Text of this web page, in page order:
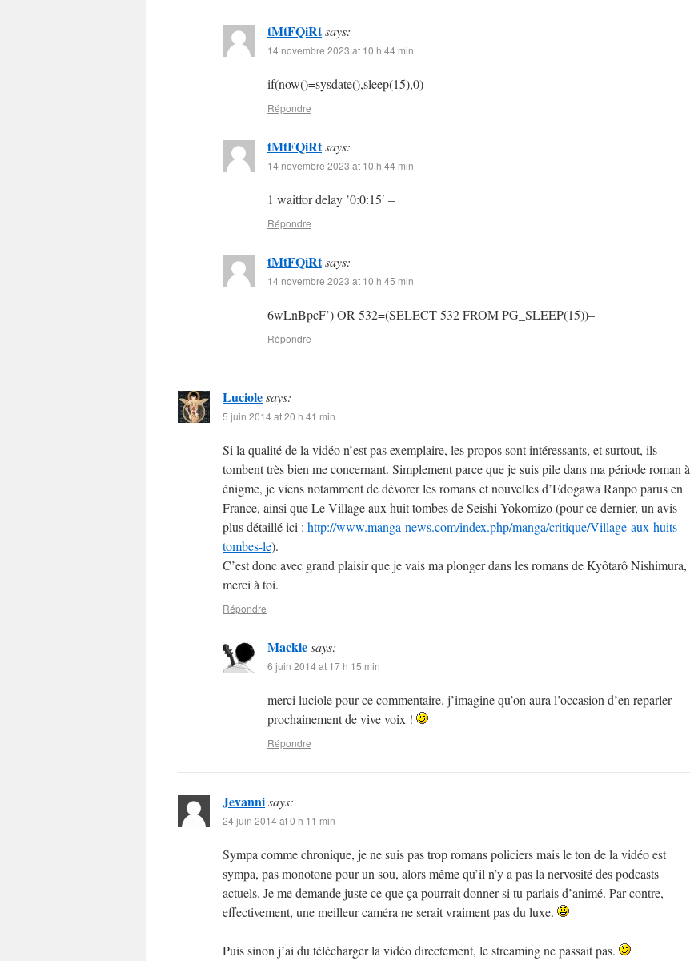
tMtFQiRtsays:
14 novembre 2023 at 10 h 44 min
if(now()=sysdate(),sleep(15),0)
Répondre
tMtFQiRtsays:
14 novembre 2023 at 10 h 44 min
1 waitfor delay ’0:0:15′ –
Répondre
tMtFQiRtsays:
14 novembre 2023 at 10 h 45 min
6wLnBpcF’) OR 532=(SELECT 532 FROM PG_SLEEP(15))–
Répondre
Luciolesays:
5 juin 2014 at 20 h 41 min
Si la qualité de la vidéo n’est pas exemplaire, les propos sont intéressants, et surtout, ils
tombent très bien me concernant. Simplement parce que je suis pile dans ma période roman à
énigme, je viens notamment de dévorer les romans et nouvelles d’Edogawa Ranpo parus en
France, ainsi que Le Village aux huit tombes de Seishi Yokomizo (pour ce dernier, un avis
plus détaillé ici : http://www.manga-news.com/index.php/manga/critique/Village-aux-huits-
tombes-le).
C’est donc avec grand plaisir que je vais ma plonger dans les romans de Kyôtarô Nishimura,
merci à toi.
Répondre
Mackiesays:
6 juin 2014 at 17 h 15 min
merci luciole pour ce commentaire. j’imagine qu’on aura l’occasion d’en reparler
prochainement de vive voix !
Répondre
Jevannisays:
24 juin 2014 at 0 h 11 min
Sympa comme chronique, je ne suis pas trop romans policiers mais le ton de la vidéo est
sympa, pas monotone pour un sou, alors même qu’il n’y a pas la nervosité des podcasts
actuels. Je me demande juste ce que ça pourrait donner si tu parlais d’animé. Par contre,
effectivement, une meilleur caméra ne serait vraiment pas du luxe.
Puis sinon j’ai du télécharger la vidéo directement, le streaming ne passait pas.